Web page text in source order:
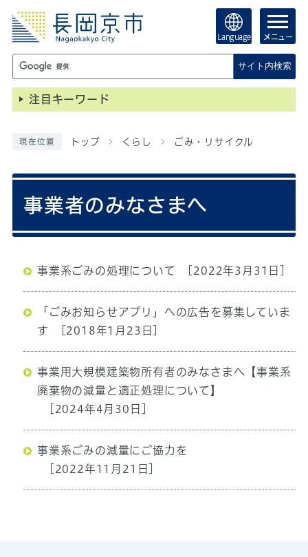
Language メニュー
サイト内検索
注目キーワード
現在位置 トップ くらし ごみ・リサイクル
事業者のみなさまへ
事業系ごみの処理について [2022年3月31日]
「ごみお知らせアプリ」への広告を募集していま
す
[2018年1月23日]
事業用大規模建築物所有者のみなさまへ【事業系
廃棄物の減量と適正処理について】
[2024年4月30日]
事業系ごみの減量にご協力を
[2022年11月21日]